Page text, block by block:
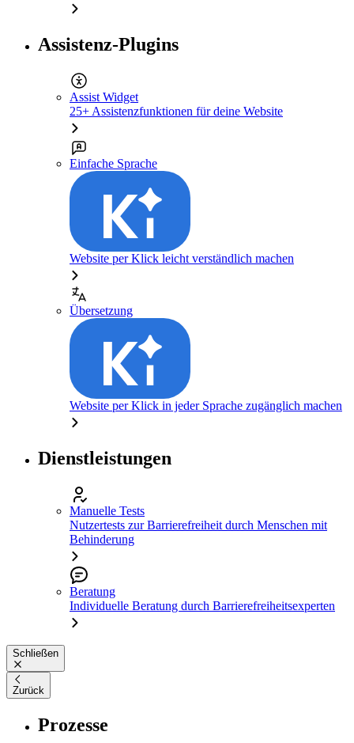
Assistenz-Plugins
Assist Widget
25+ Assistenzfunktionen für deine Website
Einfache Sprache
Website per Klick leicht verständlich machen
Übersetzung
Website per Klick in jeder Sprache zugänglich machen
Dienstleistungen
Manuelle Tests
Nutzertests zur Barrierefreiheit durch Menschen mit
Behinderung
Beratung
Individuelle Beratung durch Barrierefreiheitsexperten
Schließen
Zurück
Prozesse